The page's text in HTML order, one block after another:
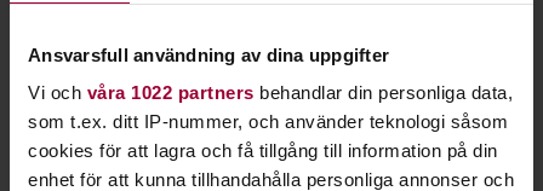
Ansvarsfull användning av dina uppgifter
Vi och våra 1022 partners behandlar din personliga data,
som t.ex. ditt IP-nummer, och använder teknologi såsom
cookies för att lagra och få tillgång till information på din
enhet för att kunna tillhandahålla personliga annonser och